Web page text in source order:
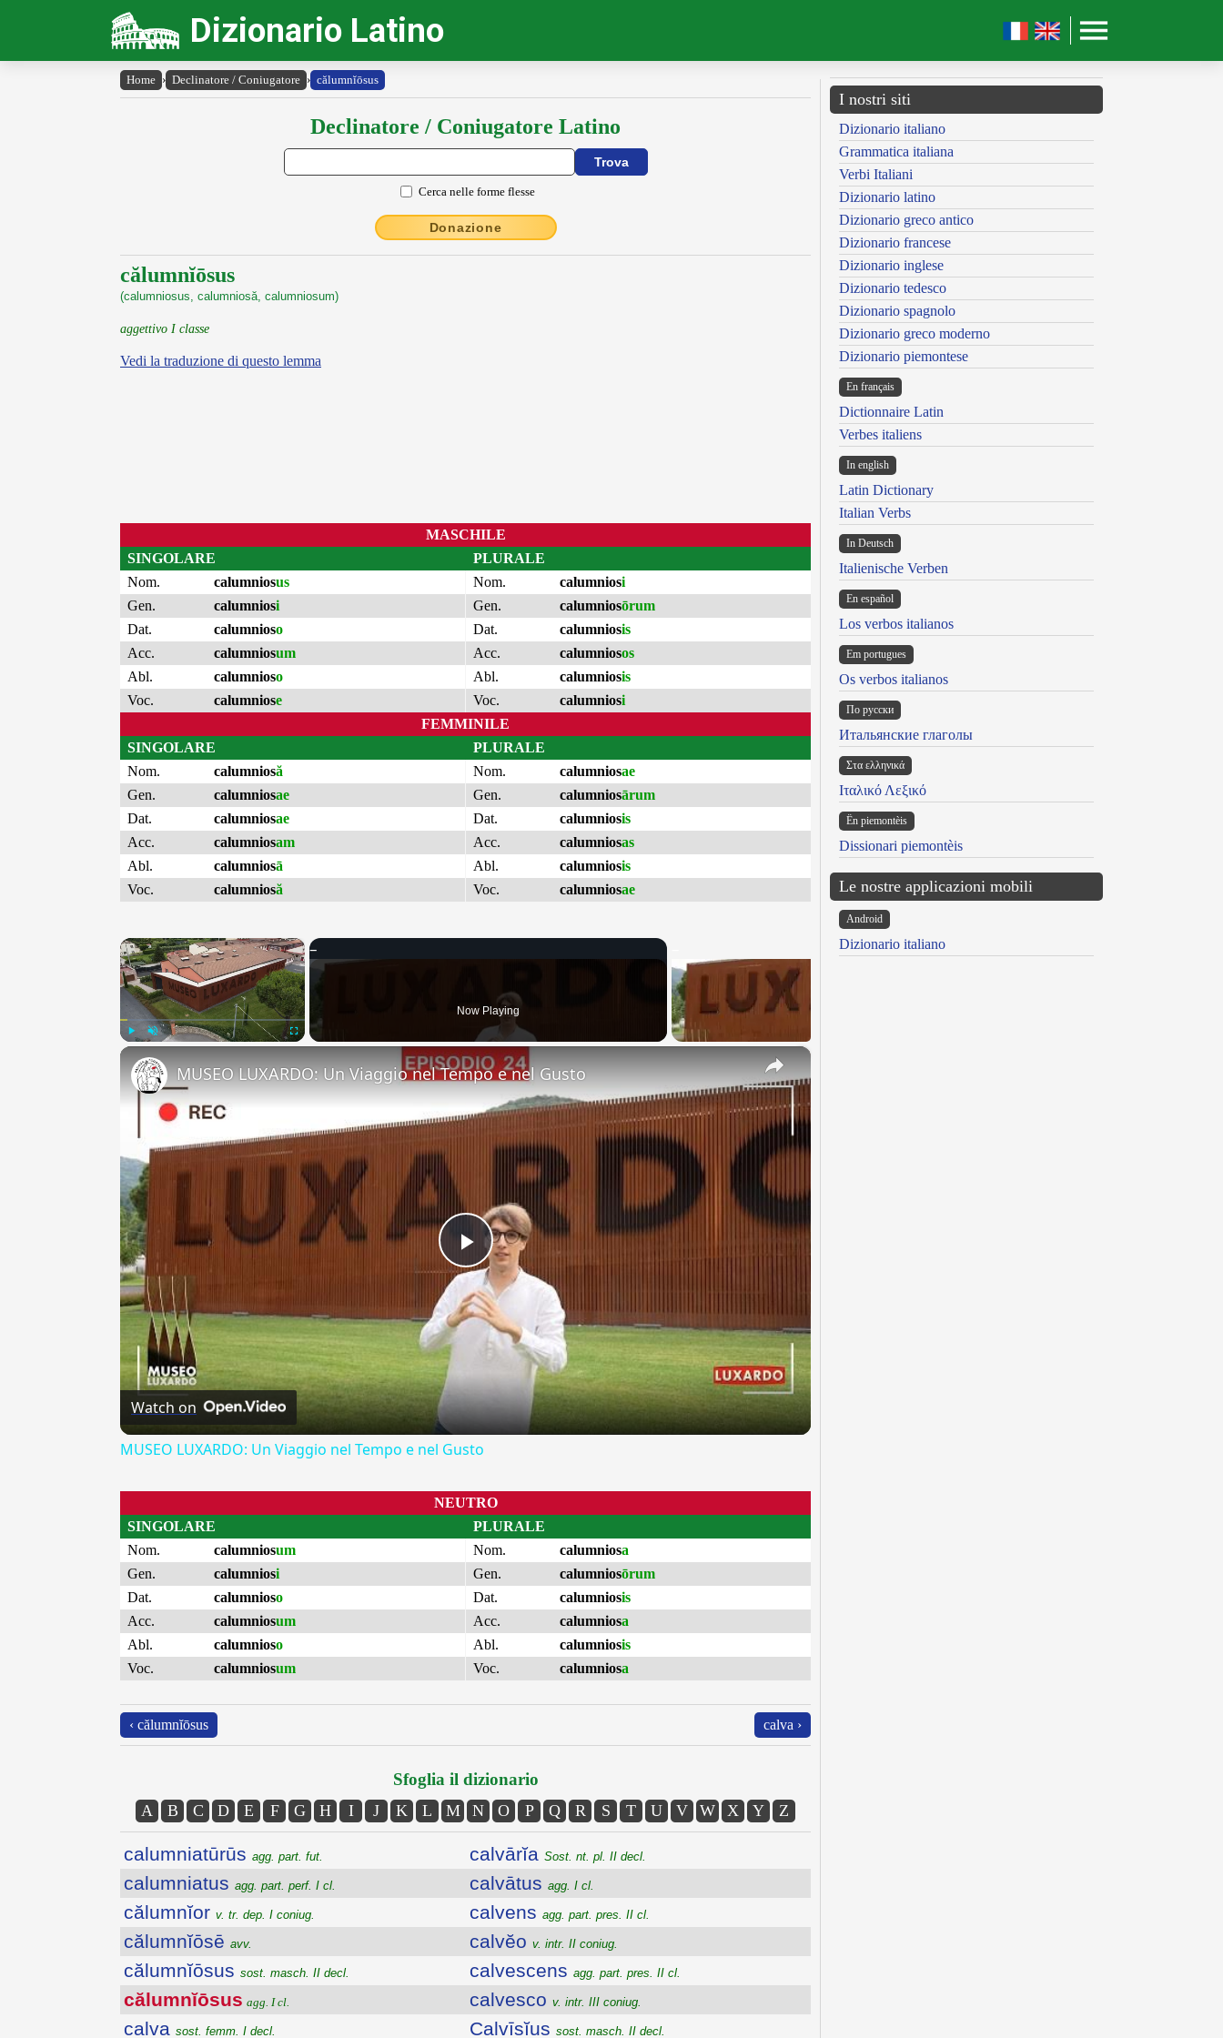
Dizionario Latino
Home › Declinatore / Coniugatore › călumnĭōsus
Declinatore / Coniugatore Latino
Cerca nelle forme flesse
Donazione
călumnĭōsus
(calumniosus, calumniosă, calumniosum)
aggettivo I classe
Vedi la traduzione di questo lemma
MASCHILE
SINGOLARE
Nom.
calumniosus
Gen.
calumniosi
Dat.
calumnioso
Acc.
calumniosum
Abl.
calumnioso
Voc.
calumniose
PLURALE
Nom.
calumniosi
Gen.
calumniosōrum
Dat.
calumniosis
Acc.
calumniosos
Abl.
calumniosis
Voc.
calumniosi
FEMMINILE
SINGOLARE
Nom.
calumniosă
Gen.
calumniosae
Dat.
calumniosae
Acc.
calumniosam
Abl.
calumniosā
Voc.
calumniosă
PLURALE
Nom.
calumniosae
Gen.
calumniosārum
Dat.
calumniosis
Acc.
calumniosas
Abl.
calumniosis
Voc.
calumniosae
×
Now Playing
×
Play
Video
MUSEO LUXARDO: Un Viaggio nel Tempo e nel Gusto
Watch on
MUSEO LUXARDO: Un Viaggio nel Tempo e nel Gusto
NEUTRO
SINGOLARE
Nom.
calumniosum
Gen.
calumniosi
Dat.
calumnioso
Acc.
calumniosum
Abl.
calumnioso
Voc.
calumniosum
PLURALE
Nom.
calumniosa
Gen.
calumniosōrum
Dat.
calumniosis
Acc.
calumniosa
Abl.
calumniosis
Voc.
calumniosa
‹ călumnĭōsus calva ›
Sfoglia il dizionario
A B C D E F G H I J K L M N O P Q R S T U V W X Y Z
calumniatūrūs agg. part. fut.
calumniatus agg. part. perf. I cl.
călumnĭor v. tr. dep. I coniug.
călumnĭōsē avv.
călumnĭōsus sost. masch. II decl.
călumnĭōsus agg. I cl.
calva sost. femm. I decl.
calvārĭa Sost. nt. pl. II decl.
calvātus agg. I cl.
calvens agg. part. pres. II cl.
calvĕo v. intr. II coniug.
calvescens agg. part. pres. II cl.
calvesco v. intr. III coniug.
Calvīsĭus sost. masch. II decl.
I nostri siti
Dizionario italiano
Grammatica italiana
Verbi Italiani
Dizionario latino
Dizionario greco antico
Dizionario francese
Dizionario inglese
Dizionario tedesco
Dizionario spagnolo
Dizionario greco moderno
Dizionario piemontese
En français
Dictionnaire Latin
Verbes italiens
In english
Latin Dictionary
Italian Verbs
In Deutsch
Italienische Verben
En español
Los verbos italianos
Em portugues
Os verbos italianos
По русски
Итальянские глаголы
Στα ελληνικά
Ιταλικό Λεξικό
Ën piemontèis
Dissionari piemontèis
Le nostre applicazioni mobili
Android
Dizionario italiano